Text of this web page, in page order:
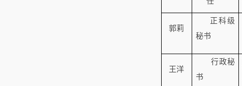
郭莉
正科级
秘书
王洋
行政秘
书